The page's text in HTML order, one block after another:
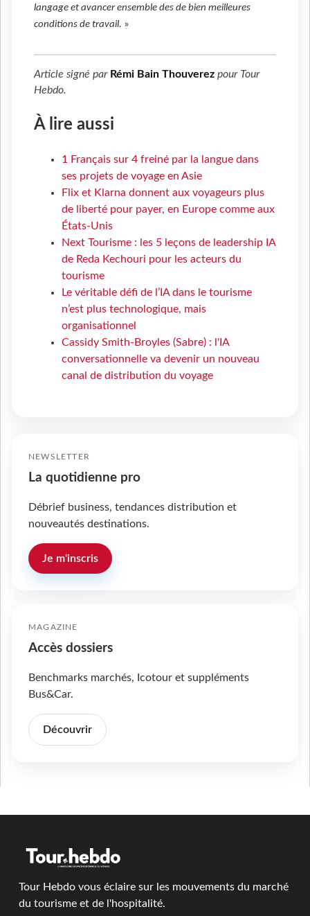
langage et avancer ensemble des de bien meilleures
conditions de travail. »
Article signé par Rémi Bain Thouverez pour Tour
Hebdo.
À lire aussi
1 Français sur 4 freiné par la langue dans
ses projets de voyage en Asie
Flix et Klarna donnent aux voyageurs plus
de liberté pour payer, en Europe comme aux
États-Unis
Next Tourisme : les 5 leçons de leadership IA
de Reda Kechouri pour les acteurs du
tourisme
Le véritable défi de l’IA dans le tourisme
n’est plus technologique, mais
organisationnel
Cassidy Smith-Broyles (Sabre) : l'IA
conversationnelle va devenir un nouveau
canal de distribution du voyage
NEWSLETTER
La quotidienne pro
Débrief business, tendances distribution et
nouveautés destinations.
Je m'inscris
MAGAZINE
Accès dossiers
Benchmarks marchés, Icotour et suppléments
Bus&Car.
Découvrir
Tour Hebdo vous éclaire sur les mouvements du marché
du tourisme et de l'hospitalité.